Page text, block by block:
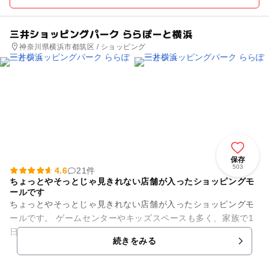
三井ショッピングパーク ららぽーと横浜
神奈川県横浜市都筑区 / ショッピング
保存
503
4.6
21件
ちょっとやそっとじゃ見きれない店舗が入ったショッピングモ
ールです
ちょっとやそっとじゃ見きれない店舗が入ったショッピングモ
ールです。 ゲームセンターやキッズスペースも多く、家族で1
日中楽しめます( ´ ▽ ` )ﾉ
続きをみる